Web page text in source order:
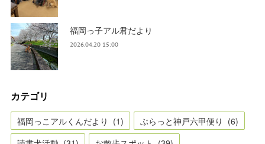
福岡っ子アル君だより
2026.04.20 15:00
カテゴリ
福岡っこアルくんだより (1) ぶらっと神戸六甲便り (6)